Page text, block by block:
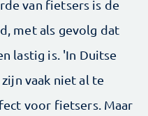
van fietsers is de
met als gevolg dat
lastig is. 'In Duitse
vaak niet al te
voor fietsers. Maar